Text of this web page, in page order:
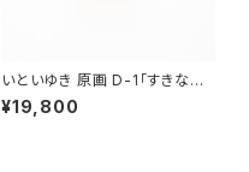
いといゆき 原画 D-1「すきなも
の、すきなこと」額有り、サイン入
り
¥19,800